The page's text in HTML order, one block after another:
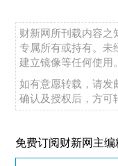
财新网所刊载内容之
专属所有或持有。未
建立镜像等任何使用。
如有意愿转载，请发
确认及授权后，方可
免费订阅财新网主